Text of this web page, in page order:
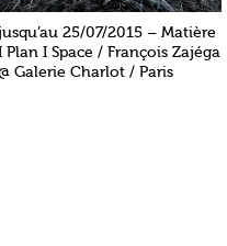
25/07/2015 – Matière
Plan I Space / François Zajéga
Galerie Charlot / Paris